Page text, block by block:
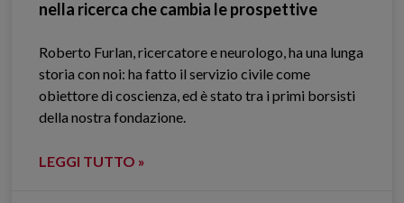
nella ricerca che cambia le prospettive
Roberto Furlan, ricercatore e neurologo, ha una lunga
storia con noi: ha fatto il servizio civile come
obiettore di coscienza, ed è stato tra i primi borsisti
della nostra fondazione.
LEGGI TUTTO »